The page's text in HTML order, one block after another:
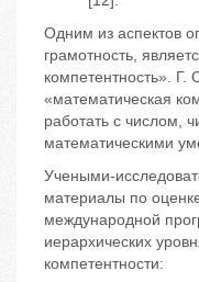
Одним из аспектов
грамотность,
компетентность». Г.
«математическая
работать с числом,
математическими
Учеными-
материалы по
международной
иерархических
компетентности: